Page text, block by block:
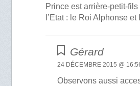
Prince est arrière-petit-
l’Etat : le Roi Alphonse
Gérard
24 DÉCEMBRE 2015 @
Observons aussi